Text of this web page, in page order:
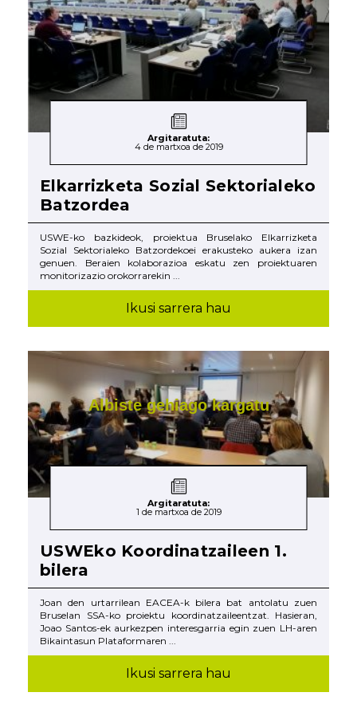
Argitaratuta:
4 de martxoa de 2019
Elkarrizketa Sozial Sektorialeko
Batzordea
USWE-ko bazkideok, proiektua Bruselako Elkarrizketa
Sozial Sektorialeko Batzordekoei erakusteko aukera izan
genuen. Beraien kolaborazioa eskatu zen proiektuaren
monitorizazio orokorrarekin ...
Ikusi sarrera hau
Argitaratuta:
1 de martxoa de 2019
USWEko Koordinatzaileen 1.
bilera
Joan den urtarrilean EACEA-k bilera bat antolatu zuen
Bruselan SSA-ko proiektu koordinatzaileentzat. Hasieran,
Joao Santos-ek aurkezpen interesgarria egin zuen LH-aren
Bikaintasun Plataformaren ...
Ikusi sarrera hau
Albiste gehiago kargatu